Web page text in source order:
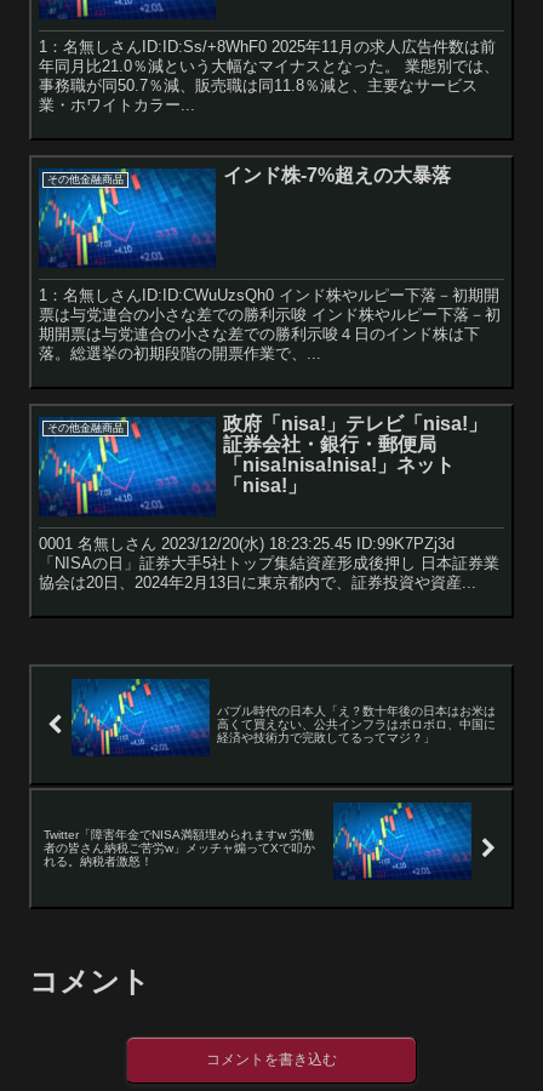
1：名無しさんID:ID:Ss/+8WhF0 2025年11月の求人広告件数は前
年同月比21.0％減という大幅なマイナスとなった。 業態別では、
事務職が同50.7％減、販売職は同11.8％減と、主要なサービス
業・ホワイトカラー...
その他金融商品 インド株-7%超えの大暴落
1：名無しさんID:ID:CWuUzsQh0 インド株やルピー下落－初期開
票は与党連合の小さな差での勝利示唆 インド株やルピー下落－初
期開票は与党連合の小さな差での勝利示唆４日のインド株は下
落。総選挙の初期段階の開票作業で、...
その他金融商品
政府「nisa!」テレビ「nisa!」
証券会社・銀行・郵便局
「nisa!nisa!nisa!」ネット
「nisa!」
0001 名無しさん 2023/12/20(水) 18:23:25.45 ID:99K7PZj3d
「NISAの日」証券大手5社トップ集結資産形成後押し 日本証券業
協会は20日、2024年2月13日に東京都内で、証券投資や資産...
バブル時代の日本人「え？数十年後の日本はお米は
高くて買えない、公共インフラはボロボロ、中国に
経済や技術力で完敗してるってマジ？」
Twitter「障害年金でNISA満額埋められますw 労働
者の皆さん納税ご苦労w」メッチャ煽ってXで叩か
れる。納税者激怒！
コメント
コメントを書き込む